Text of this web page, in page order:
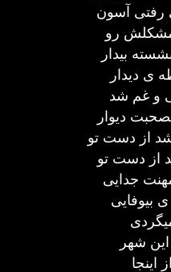
رفتی آسون
مشکلش رو
بیدار
ی دیدار
و غم شد
دیوار
از دست تو
از دست تو
جدایی
بیوفایی
شهر
اینجا